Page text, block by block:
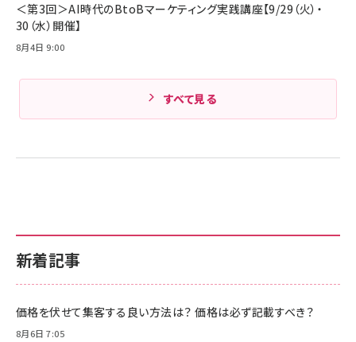
新着記事
価格を伏せて集客する良い方法は？ 価格は必ず記載すべき？
8月6日 7:05
＜第3回＞AI時代のBtoBマーケティング実践講座【9/29（火）・
30（水）開催】
8月4日 9:00
すべて見る